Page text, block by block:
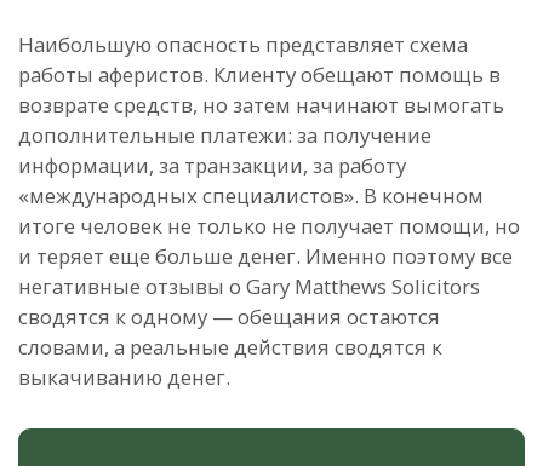
Наибольшую опасность представляет схема
работы аферистов. Клиенту обещают помощь в
возврате средств, но затем начинают вымогать
дополнительные платежи: за получение
информации, за транзакции, за работу
«международных специалистов». В конечном
итоге человек не только не получает помощи, но
и теряет еще больше денег. Именно поэтому все
негативные отзывы о Gary Matthews Solicitors
сводятся к одному — обещания остаются
словами, а реальные действия сводятся к
выкачиванию денег.